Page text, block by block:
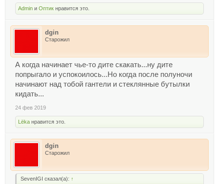
Admin и Оптик нравится это.
dgin
Старожил
А когда начинает чье-то дите скакать...ну дите
попрыгало и успокоилось...Но когда после полуночи
начинают над тобой гантели и стеклянные бутылки
кидать...
24 фев 2019
Lёka нравится это.
dgin
Старожил
SevenIGI сказал(а): ↑